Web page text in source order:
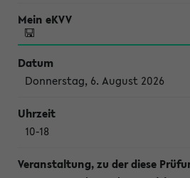
Donnerstag, 6. August 2026
10-18